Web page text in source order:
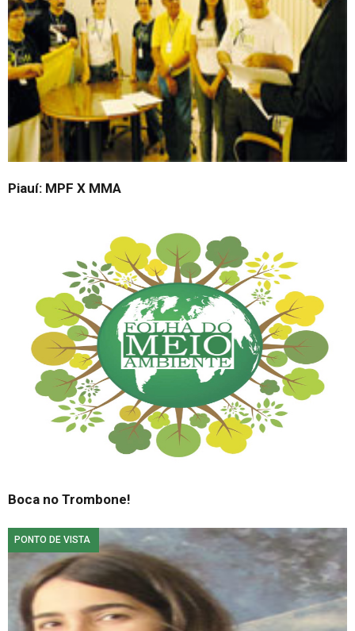
Piauí: MPF X MMA
Boca no Trombone!
PONTO DE VISTA